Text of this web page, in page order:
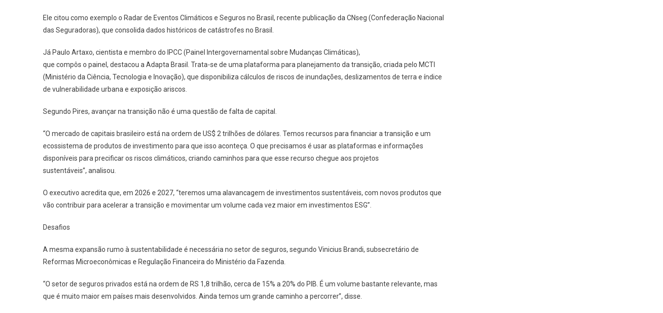
Ele citou como exemplo o Radar de Eventos Climáticos e Seguros no Brasil, recente publicação da CNseg (Confederação Nacional
das Seguradoras), que consolida dados históricos de catástrofes no Brasil.
Já Paulo Artaxo, cientista e membro do IPCC (Painel Intergovernamental sobre Mudanças Climáticas),
que compôs o painel, destacou a Adapta Brasil. Trata-se de uma plataforma para planejamento da transição, criada pelo MCTI
(Ministério da Ciência, Tecnologia e Inovação), que disponibiliza cálculos de riscos de inundações, deslizamentos de terra e índice
de vulnerabilidade urbana e exposição ariscos.
Segundo Pires, avançar na transição não é uma questão de falta de capital.
“O mercado de capitais brasileiro está na ordem de US$ 2 trilhões de dólares. Temos recursos para financiar a transição e um
ecossistema de produtos de investimento para que isso aconteça. O que precisamos é usar as plataformas e informações
disponíveis para precificar os riscos climáticos, criando caminhos para que esse recurso chegue aos projetos
sustentáveis”, analisou.
O executivo acredita que, em 2026 e 2027, “teremos uma alavancagem de investimentos sustentáveis, com novos produtos que
vão contribuir para acelerar a transição e movimentar um volume cada vez maior em investimentos ESG”.
Desafios
A mesma expansão rumo à sustentabilidade é necessária no setor de seguros, segundo Vinicius Brandi, subsecretário de
Reformas Microeconômicas e Regulação Financeira do Ministério da Fazenda.
“O setor de seguros privados está na ordem de RS 1,8 trilhão, cerca de 15% a 20% do PIB. É um volume bastante relevante, mas
que é muito maior em países mais desenvolvidos. Ainda temos um grande caminho a percorrer”, disse.